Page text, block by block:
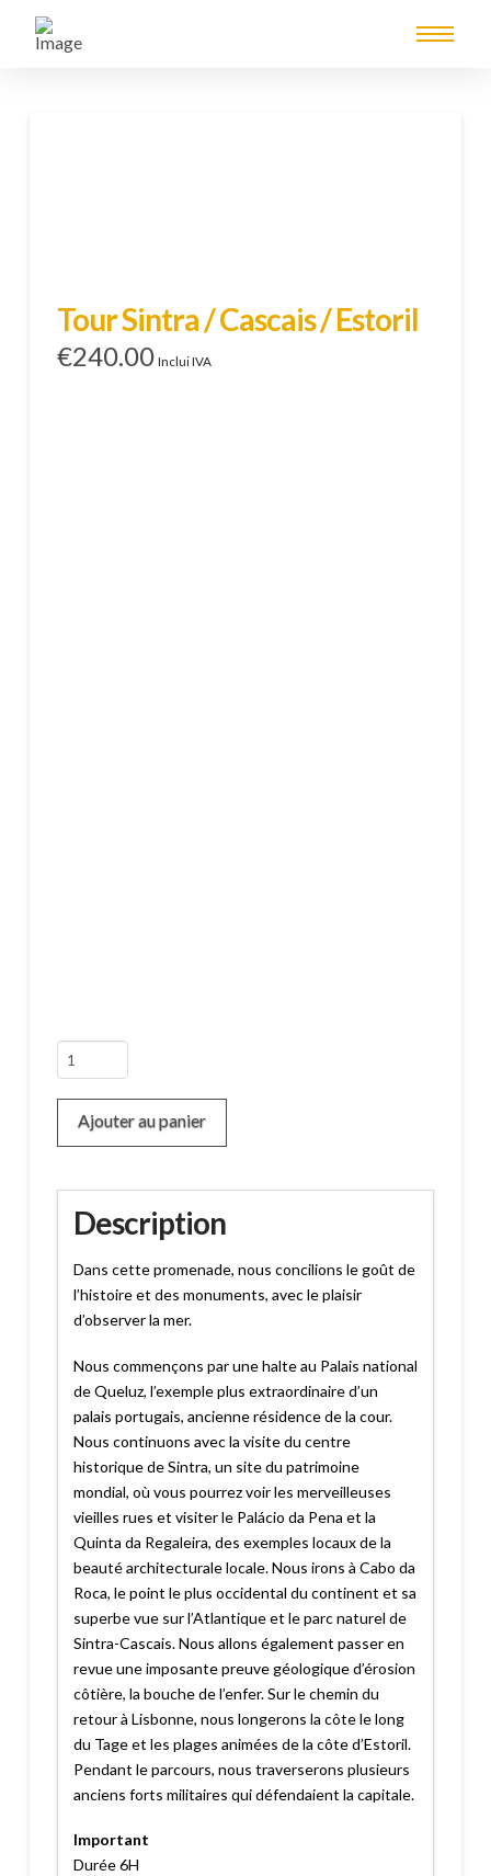
Tour Sintra / Cascais / Estoril
€240.00 Inclui IVA
quantité
de
Tour
Sintra
/
Estoril
Ajouter au panier
Description
Dans cette promenade, nous concilions le goût de
l’histoire et des monuments, avec le plaisir
d’observer la mer.
Nous commençons par une halte au Palais national
de Queluz, l’exemple plus extraordinaire d’un
palais portugais, ancienne résidence de la cour.
Nous continuons avec la visite du centre
historique de Sintra, un site du patrimoine
mondial, où vous pourrez voir les merveilleuses
vieilles rues et visiter le Palácio da Pena et la
Quinta da Regaleira, des exemples locaux de la
beauté architecturale locale. Nous irons à Cabo da
Roca, le point le plus occidental du continent et sa
superbe vue sur l’Atlantique et le parc naturel de
Sintra-Cascais. Nous allons également passer en
revue une imposante preuve géologique d’érosion
côtière, la bouche de l’enfer. Sur le chemin du
retour à Lisbonne, nous longerons la côte le long
du Tage et les plages animées de la côte d’Estoril.
Pendant le parcours, nous traverserons plusieurs
anciens forts militaires qui défendaient la capitale.
Important
Durée 6H